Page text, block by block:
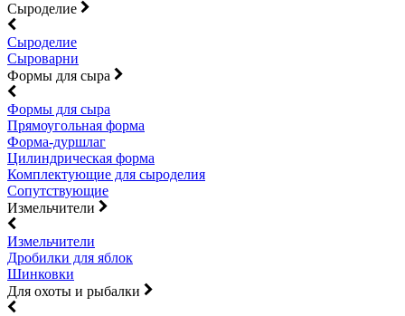
Сыроделие
Сыроделие
Сыроварни
Формы для сыра
Формы для сыра
Прямоугольная форма
Форма-дуршлаг
Цилиндрическая форма
Комплектующие для сыроделия
Сопутствующие
Измельчители
Измельчители
Дробилки для яблок
Шинковки
Для охоты и рыбалки